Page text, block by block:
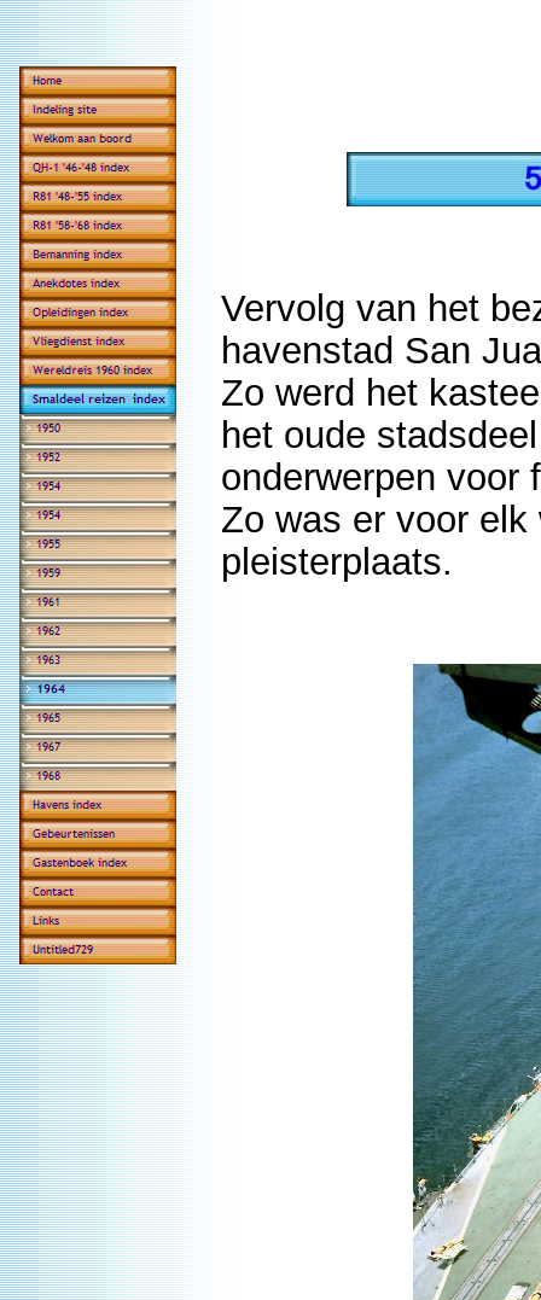
Vervolg van het
havenstad San
Zo werd het
het oude
onderwerpen voor
Zo was er voor
pleisterplaats.